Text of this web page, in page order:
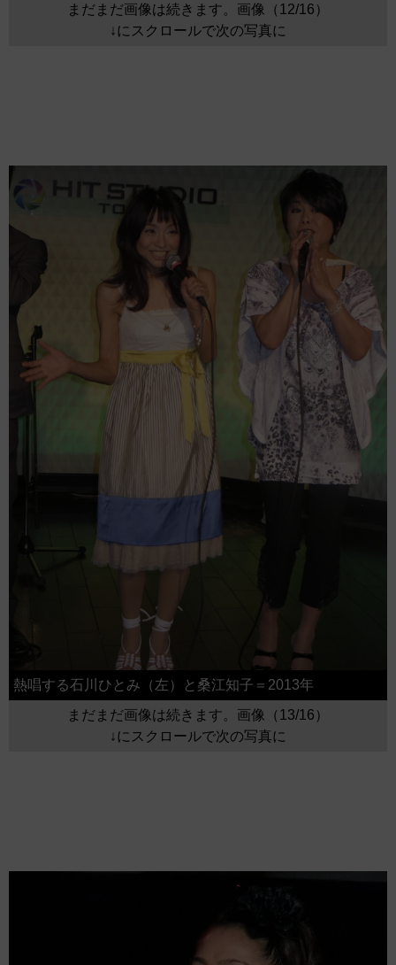
まだまだ画像は続きます。画像（12/16）
↓にスクロールで次の写真に
熱唱する石川ひとみ（左）と桑江知子＝2013年
まだまだ画像は続きます。画像（13/16）
↓にスクロールで次の写真に